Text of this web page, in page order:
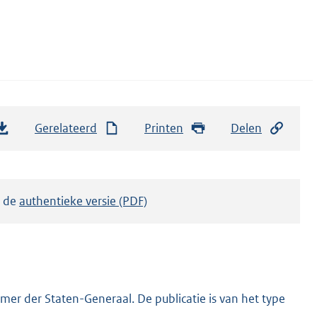
Gerelateerd Printen Delen
authentieke versie (PDF)
der Staten-Generaal. De publicatie is van het type